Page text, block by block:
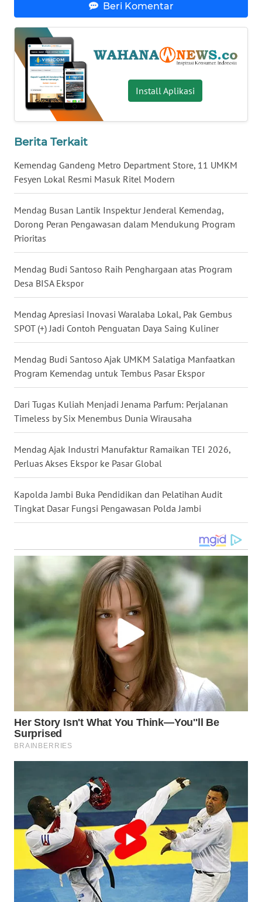
Beri Komentar
Install Aplikasi
Berita Terkait
Kemendag Gandeng Metro Department Store, 11 UMKM
Fesyen Lokal Resmi Masuk Ritel Modern
Mendag Busan Lantik Inspektur Jenderal Kemendag,
Dorong Peran Pengawasan dalam Mendukung Program
Prioritas
Mendag Budi Santoso Raih Penghargaan atas Program
Desa BISA Ekspor
Mendag Apresiasi Inovasi Waralaba Lokal, Pak Gembus
SPOT (+) Jadi Contoh Penguatan Daya Saing Kuliner
Mendag Budi Santoso Ajak UMKM Salatiga Manfaatkan
Program Kemendag untuk Tembus Pasar Ekspor
Dari Tugas Kuliah Menjadi Jenama Parfum: Perjalanan
Timeless by Six Menembus Dunia Wirausaha
Mendag Ajak Industri Manufaktur Ramaikan TEI 2026,
Perluas Akses Ekspor ke Pasar Global
Kapolda Jambi Buka Pendidikan dan Pelatihan Audit
Tingkat Dasar Fungsi Pengawasan Polda Jambi
NUSANTARA
WN
JOGJA
WN
JATIM
WN
WN
KALTENG
WN
KALTARA
WN
KALSEL
WN
KALTIM
WN
SULSEL
WN
GORONTALO
WN
SULUT
WN
MALUT
WN
DAIRI
WN
NIAS
WN
WN
TAPANULI
SELATAN
WN
TANJUNG
LESUNG